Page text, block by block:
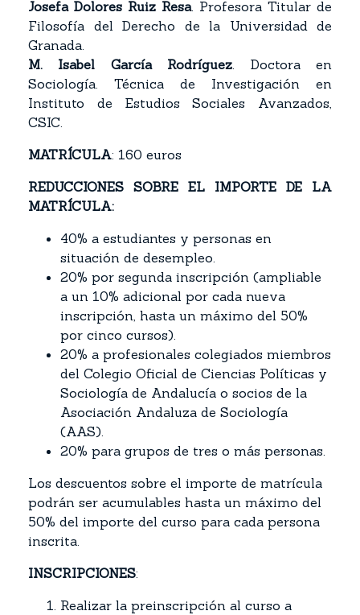
Josefa Dolores Ruiz Resa. Profesora Titular de
Filosofía del Derecho de la Universidad de
Granada.
M. Isabel García Rodríguez. Doctora en
Sociología. Técnica de Investigación en
Instituto de Estudios Sociales Avanzados,
CSIC.
MATRÍCULA: 160 euros
REDUCCIONES SOBRE EL IMPORTE DE LA
MATRÍCULA:
40% a estudiantes y personas en
situación de desempleo.
20% por segunda inscripción (ampliable
a un 10% adicional por cada nueva
inscripción, hasta un máximo del 50%
por cinco cursos).
20% a profesionales colegiados miembros
del Colegio Oficial de Ciencias Políticas y
Sociología de Andalucía o socios de la
Asociación Andaluza de Sociología
(AAS).
20% para grupos de tres o más personas.
Los descuentos sobre el importe de matrícula
podrán ser acumulables hasta un máximo del
50% del importe del curso para cada persona
inscrita.
INSCRIPCIONES:
Realizar la preinscripción al curso a